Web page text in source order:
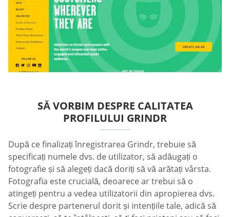
SĂ VORBIM DESPRE CALITATEA
PROFILULUI GRINDR
După ce finalizați înregistrarea Grindr, trebuie să
specificați numele dvs. de utilizator, să adăugați o
fotografie și să alegeți dacă doriți să vă arătați vârsta.
Fotografia este crucială, deoarece ar trebui să o
atingeți pentru a vedea utilizatorii din apropierea dvs.
Scrie despre partenerul dorit și intențiile tale, adică să